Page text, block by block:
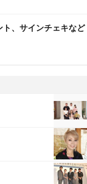
、サインチェキなど